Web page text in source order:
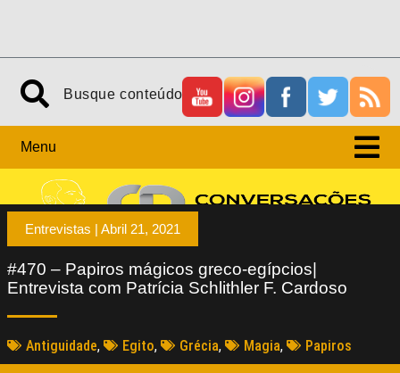
Menu
Entrevistas | Abril 21, 2021
#470 – Papiros mágicos greco-egípcios|
Entrevista com Patrícia Schlithler F. Cardoso
Antiguidade, Egito, Grécia, Magia, Papiros